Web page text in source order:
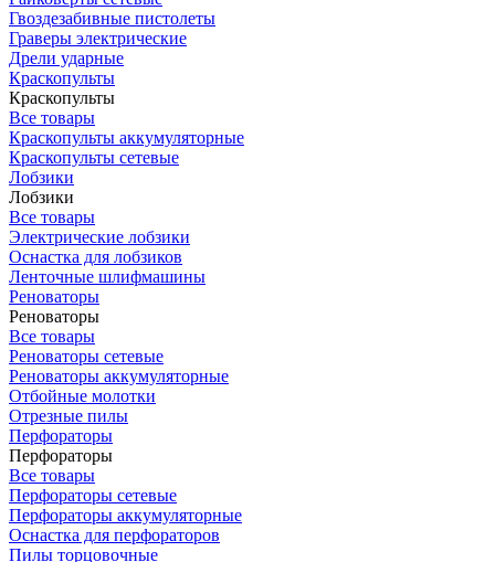
Гвоздезабивные пистолеты
Граверы электрические
Дрели ударные
Краскопульты
Краскопульты
Все товары
Краскопульты аккумуляторные
Краскопульты сетевые
Лобзики
Лобзики
Все товары
Электрические лобзики
Оснастка для лобзиков
Ленточные шлифмашины
Реноваторы
Реноваторы
Все товары
Реноваторы сетевые
Реноваторы аккумуляторные
Отбойные молотки
Отрезные пилы
Перфораторы
Перфораторы
Все товары
Перфораторы сетевые
Перфораторы аккумуляторные
Оснастка для перфораторов
Пилы торцовочные